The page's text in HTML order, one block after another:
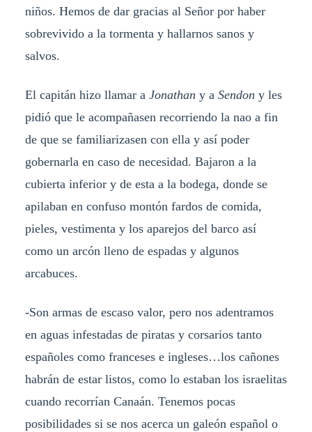
niños. Hemos de dar gracias al Señor por haber
sobrevivido a la tormenta y hallarnos sanos y
salvos.
El capitán hizo llamar a Jonathan y a Sendon y les
pidió que le acompañasen recorriendo la nao a fin
de que se familiarizasen con ella y así poder
gobernarla en caso de necesidad. Bajaron a la
cubierta inferior y de esta a la bodega, donde se
apilaban en confuso montón fardos de comida,
pieles, vestimenta y los aparejos del barco así
como un arcón lleno de espadas y algunos
arcabuces.
-Son armas de escaso valor, pero nos adentramos
en aguas infestadas de piratas y corsarios tanto
españoles como franceses e ingleses…los cañones
habrán de estar listos, como lo estaban los israelitas
cuando recorrían Canaán. Tenemos pocas
posibilidades si se nos acerca un galeón español o